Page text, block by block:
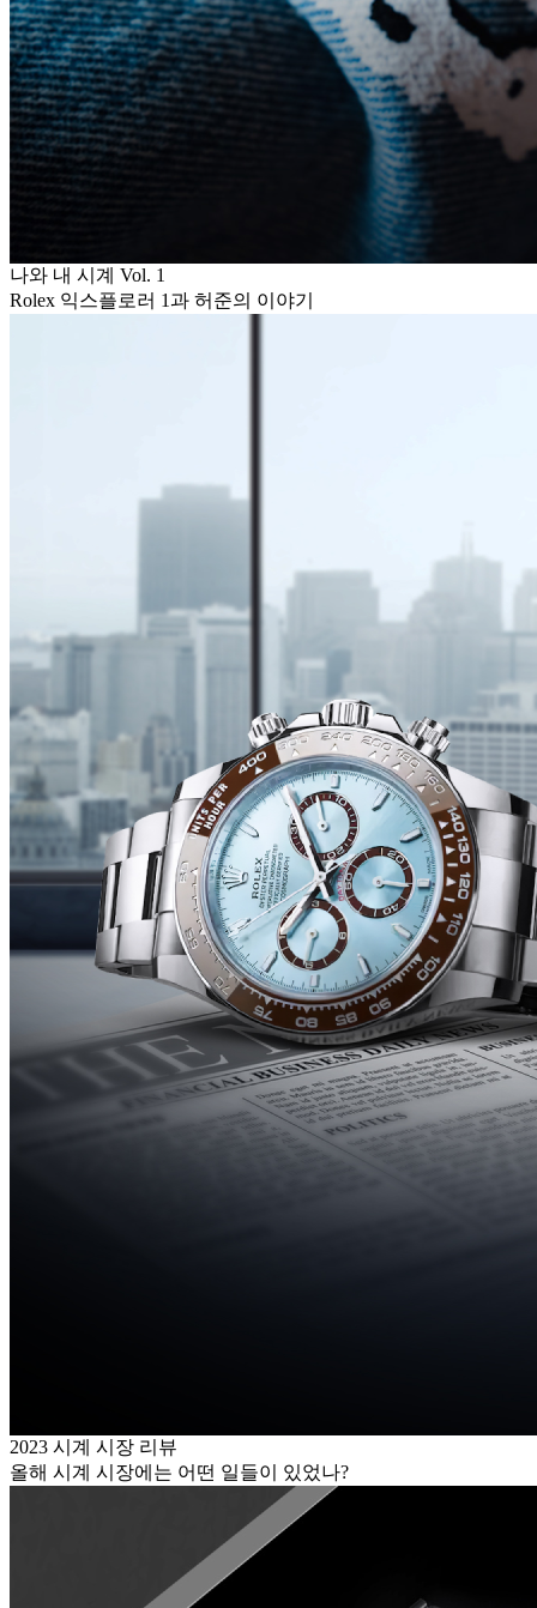
나와 내 시계 Vol. 1
Rolex 익스플로러 1과 허준의 이야기
2023 시계 시장 리뷰
올해 시계 시장에는 어떤 일들이 있었나?